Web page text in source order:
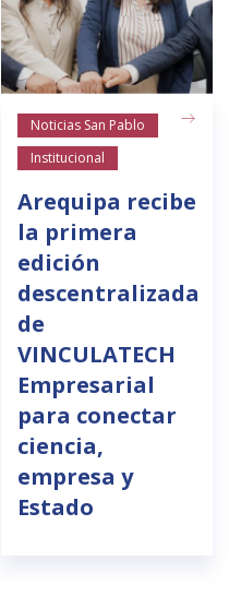
Noticias San Pablo
Institucional
Arequipa recibe
la primera
edición
descentralizada
de
VINCULATECH
Empresarial
para conectar
ciencia,
empresa y
Estado